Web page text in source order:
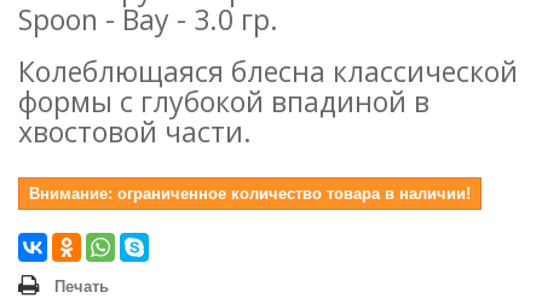
Spoon - Bay - 3.0 гр.
Колеблющаяся блесна классической
формы с глубокой впадиной в
хвостовой части.
Внимание: ограниченное количество товара в наличии!
Печать